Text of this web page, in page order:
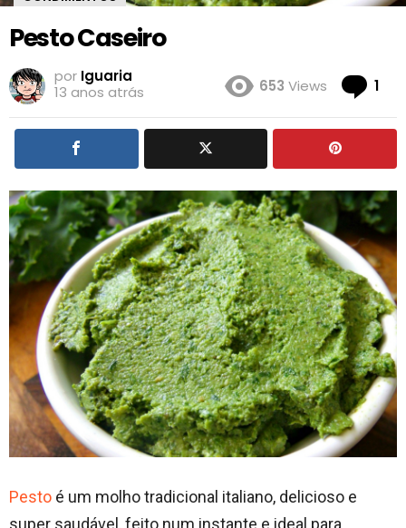
Pesto Caseiro
por Iguaria
13 anos atrás
653 Views 1
Pesto é um molho tradicional italiano, delicioso e
super saudável, feito num instante e ideal para